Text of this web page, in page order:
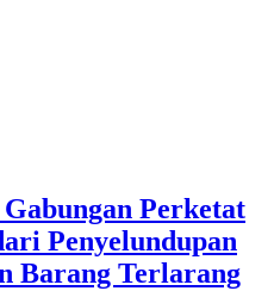
Perketat
Penyelundupan
Barang Terlarang